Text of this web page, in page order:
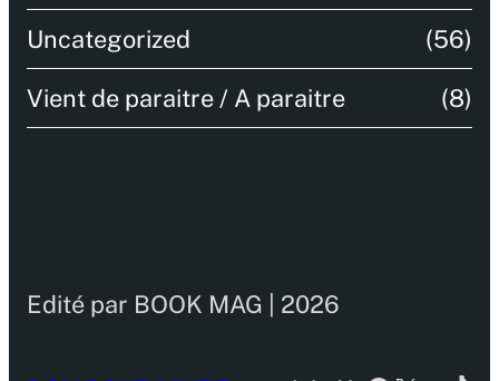
Uncategorized (56)
Vient de paraitre / A paraitre (8)
Edité par BOOK MAG | 2026